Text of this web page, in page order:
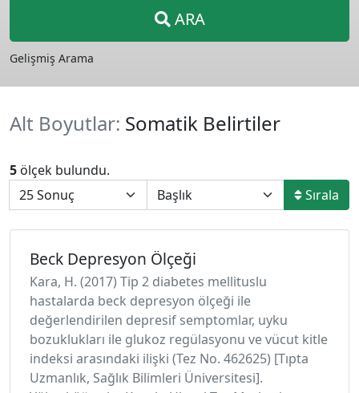
ARA
Gelişmiş Arama
Alt Boyutlar: Somatik Belirtiler
5 ölçek bulundu.
Sırala
Beck Depresyon Ölçeği
Kara, H. (2017) Tip 2 diabetes mellituslu
hastalarda beck depresyon ölçeği ile
değerlendirilen depresif semptomlar, uyku
bozuklukları ile glukoz regülasyonu ve vücut kitle
indeksi arasındaki ilişki (Tez No. 462625) [Tıpta
Uzmanlık, Sağlık Bilimleri Üniversitesi].